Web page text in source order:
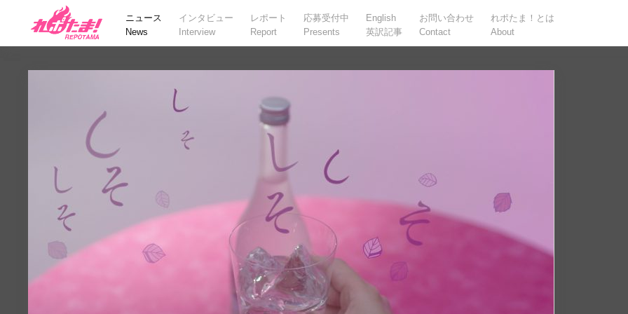
ニュース
News
インタビュー
Interview
レポート
Report
応募受付中
Presents
English
英訳記事
お問い合わせ
Contact
れポたま！とは
About